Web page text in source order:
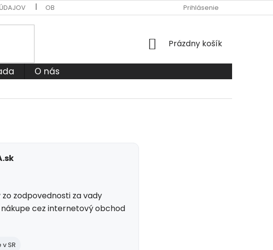
OBCHODNÉ PODMIENKY DOPRAVA A PLATBA
Prihlásenie
NÁKUPNÝ
Prázdny košík
O nás
zodpovednosti za vady
cez internetový obchod
SR